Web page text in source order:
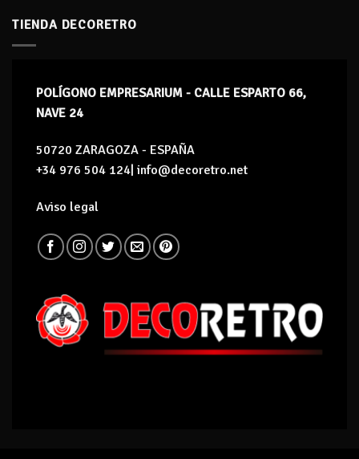
TIENDA DECORETRO
POLÍGONO EMPRESARIUM - CALLE ESPARTO 66,
NAVE 24
50720 ZARAGOZA - ESPAÑA
+34 976 504 124| info@decoretro.net
Aviso legal